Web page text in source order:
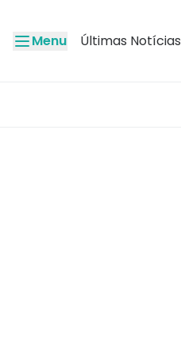
Menu Últimas Notícias